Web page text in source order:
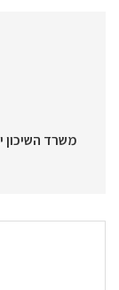
משרד השיכון